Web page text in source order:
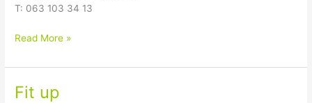
T: 063 103 34 13
Read More »
Fit up
Fit